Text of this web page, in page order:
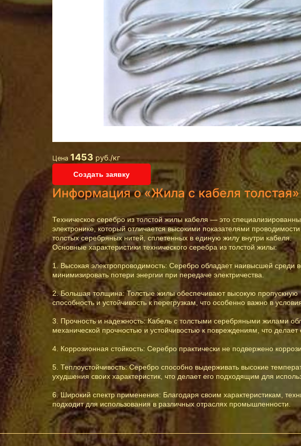
Цена 1453 руб./кг
Создать заявку
Информация о «Жила с кабеля толстая»
Техническое серебро из толстой жилы кабеля — это
электронике, который отличается высокими показателями
толстых серебряных нитей, сплетенных в единую жилу внутри кабеля.
Основные характеристики технического серебра из толстой жилы:
1. Высокая электропроводимость: Серебро обладает наивысшей среди
минимизировать потери энергии при передаче электричества.
2. Большая толщина: Толстые жилы обеспечивают высокую пропускную
способность и устойчивость к перегрузкам, что особенно важно в
3. Прочность и надежность: Кабель с толстыми серебряными жилами
механической прочностью и устойчивостью к повреждениям, что
4. Коррозионная стойкость: Серебро практически не подвержено
5. Теплоустойчивость: Серебро способно выдерживать высокие
ухудшения своих характеристик, что делает его подходящим для
6. Широкий спектр применения: Благодаря своим характеристикам,
подходит для использования в различных отраслях промышленности.